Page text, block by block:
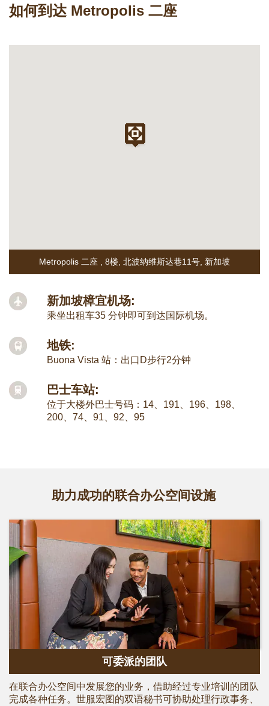
如何到达 Metropolis 二座
Metropolis 二座 , 8楼, 北波纳维斯达巷11号, 新加坡
新加坡樟宜机场:
乘坐出租车35 分钟即可到达国际机场。
地铁:
Buona Vista 站：出口D步行2分钟
巴士车站:
位于大楼外巴士号码：14、191、196、198、
200、74、91、92、95
助力成功的联合办公空间设施
可委派的团队
在联合办公空间中发展您的业务，借助经过专业培训的团队
完成各种任务。世服宏图的双语秘书可协助处理行政事务、